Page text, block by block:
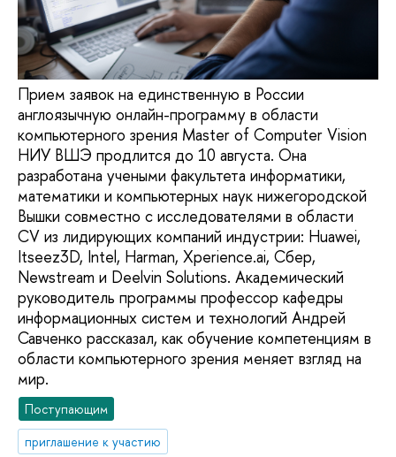
Прием заявок на единственную в России
англоязычную онлайн-программу в области
компьютерного зрения Master of Computer Vision
НИУ ВШЭ продлится до 10 августа. Она
разработана учеными факультета информатики,
математики и компьютерных наук нижегородской
Вышки совместно с исследователями в области
CV из лидирующих компаний индустрии: Huawei,
Itseez3D, Intel, Harman, Xperience.ai, Сбер,
Newstream и Deelvin Solutions. Академический
руководитель программы профессор кафедры
информационных систем и технологий Андрей
Савченко рассказал, как обучение компетенциям в
области компьютерного зрения меняет взгляд на
мир.
Поступающим
приглашение к участию